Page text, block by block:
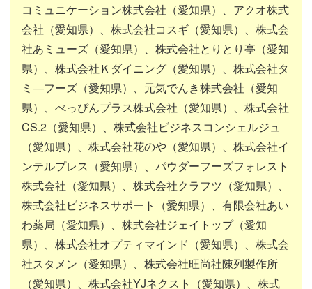
コミュニケーション株式会社（愛知県）、アクオ株式
会社（愛知県）、株式会社コスギ（愛知県）、株式会
社あミューズ（愛知県）、株式会社とりとり亭（愛知
県）、株式会社Ｋダイニング（愛知県）、株式会社タ
ミ―フーズ（愛知県）、元気でんき株式会社（愛知
県）、べっぴんプラス株式会社（愛知県）、株式会社
CS.2（愛知県）、株式会社ビジネスコンシェルジュ
（愛知県）、株式会社花のや（愛知県）、株式会社イ
ンテルプレス（愛知県）、パウダーフーズフォレスト
株式会社（愛知県）、株式会社クラフツ（愛知県）、
株式会社ビジネスサポート（愛知県）、有限会社あい
わ薬局（愛知県）、株式会社ジェイトップ（愛知
県）、株式会社オプティマインド（愛知県）、株式会
社スタメン（愛知県）、株式会社旺尚社陳列製作所
（愛知県）、株式会社YJネクスト（愛知県）、株式